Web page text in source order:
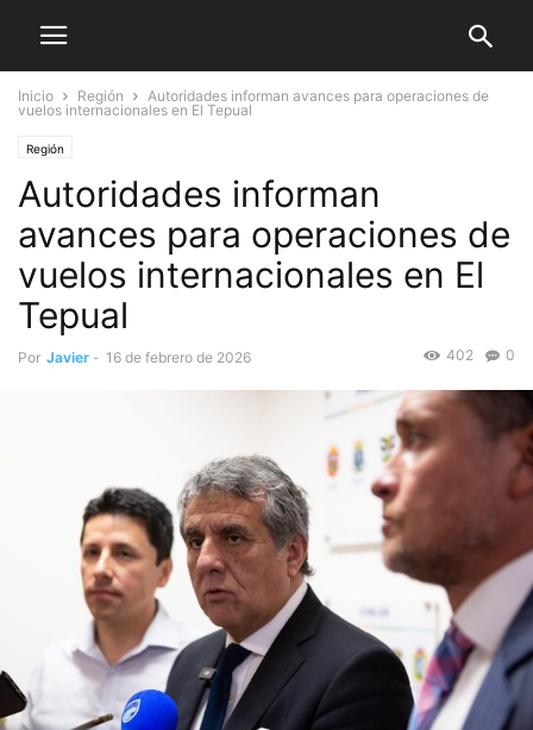
Inicio Región
Autoridades informan avances para operaciones de
vuelos internacionales en El Tepual
Región
Autoridades informan
avances para operaciones de
vuelos internacionales en El
Tepual
Por Javier - 16 de febrero de 2026 0
402